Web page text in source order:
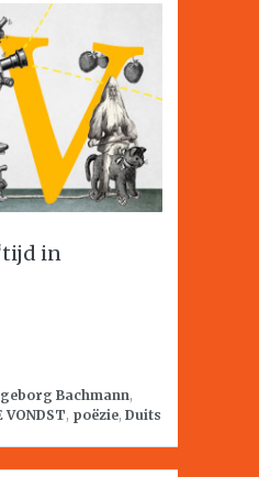
in
Bachmann,
VONDST, poëzie, Duits